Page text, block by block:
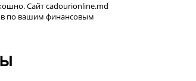
Сайт cadourionline.md
по вашим финансовым